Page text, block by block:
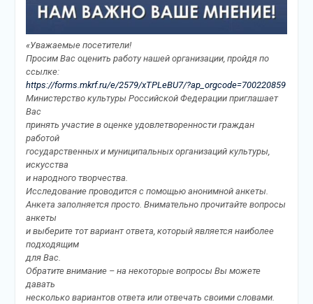
«Уважаемые посетители!
Просим Вас оценить работу нашей организации, пройдя по
ссылке:
https://forms.mkrf.ru/e/2579/xTPLeBU7/?ap_orgcode=700220859
Министерство культуры Российской Федерации приглашает
Вас
принять участие в оценке удовлетворенности граждан
работой
государственных и муниципальных организаций культуры,
искусства
и народного творчества.
Исследование проводится с помощью анонимной анкеты.
Анкета заполняется просто. Внимательно прочитайте вопросы
анкеты
и выберите тот вариант ответа, который является наиболее
подходящим
для Вас.
Обратите внимание – на некоторые вопросы Вы можете
давать
несколько вариантов ответа или отвечать своими словами.